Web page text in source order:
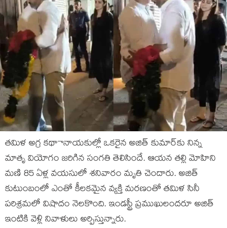
తమిళ అగ్ర కథాానాయకుల్లో ఒకరైన అజిత్ కుమార్‌కు నిన్న
మాతృ వియోగం జరిగిన సంగతి తెలిసిందే. ఆయన తల్లి మోహిని
మణి 85 ఏళ్ల వయసులో శనివారం మృతి చెందారు. అజిత్
కుటుంబంలో ఎంతో కీలకమైన వ్యక్తి మరణంతో తమిళ సినీ
పరిశ్రమలో విషాదం నెలకొంది. ఇండస్ట్రీ ప్రముఖులందరూ అజిత్
ఇంటికి వెళ్లి నివాళులు అర్పిస్తున్నారు.